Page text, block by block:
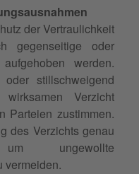
der Vertraulichkeit
gegenseitige oder
aufgehoben werden.
stillschweigend
Verzicht
Parteien zustimmen.
des Verzichts genau
ungewollte
vermeiden.